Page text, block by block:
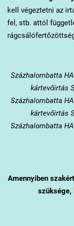
kell végeztetni az
fel, stb. attól
Százhalombatta
kártevőirtás
Százhalombatta
kártevőirtás
Százhalombatta
Amennyiben
szüksége,